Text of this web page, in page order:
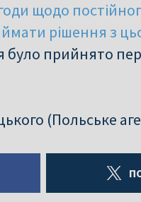
щодо
рішення з
було прийнято
(Польське